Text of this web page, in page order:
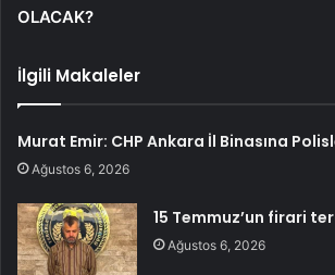
OLACAK?
İlgili Makaleler
Murat Emir: CHP Ankara İl Binasına
Ağustos 6, 2026
15 Temmuz’un firari
Ağustos 6, 2026